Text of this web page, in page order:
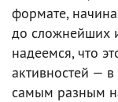
формате,
до сложнейших
надеемся, что
активностей —
самым разным